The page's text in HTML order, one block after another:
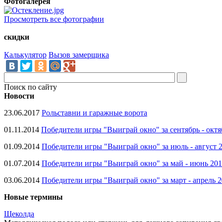
Просмотреть все фотографии
скидки
Калькулятор Вызов замерщика
Поиск по сайту
Новости
23.06.2017 Рольставни и гаражные ворота
01.11.2014 Победители игры "Выиграй окно" за сентябрь -
01.09.2014 Победители игры "Выиграй окно" за июль - август
01.07.2014 Победители игры "Выиграй окно" за май - июнь
03.06.2014 Победители игры "Выиграй окно" за март - апрель
Новые термины
Щеколда